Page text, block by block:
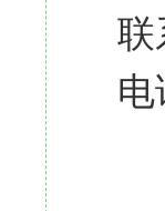
联
电